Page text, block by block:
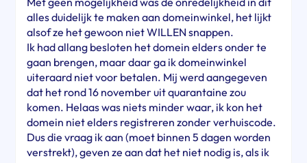
alles duidelijk te maken aan domeinwinkel, het lijkt
alsof ze het gewoon niet WILLEN snappen.
Ik had allang besloten het domein elders onder te
gaan brengen, maar daar ga ik domeinwinkel
uiteraard niet voor betalen. Mij werd aangegeven
dat het rond 16 november uit quarantaine zou
komen. Helaas was niets minder waar, ik kon het
domein niet elders registreren zonder verhuiscode.
Dus die vraag ik aan (moet binnen 5 dagen worden
verstrekt), geven ze aan dat het niet nodig is, als ik